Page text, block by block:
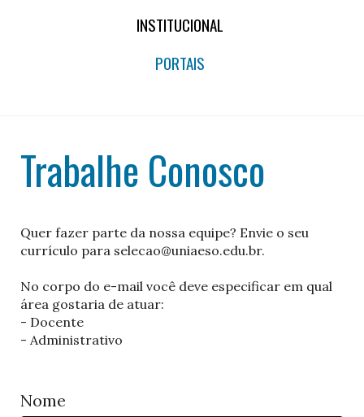
INSTITUCIONAL
PORTAIS
Trabalhe Conosco
Quer fazer parte da nossa equipe? Envie o seu
currículo para selecao@uniaeso.edu.br.
No corpo do e-mail você deve especificar em qual
área gostaria de atuar:
- Docente
- Administrativo
Nome